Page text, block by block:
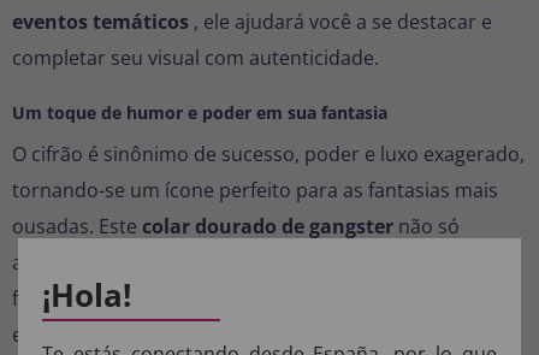
eventos temáticos , ele ajudará você a se destacar e
completar seu visual com autenticidade.
Um toque de humor e poder em sua fantasia
O cifrão é sinônimo de sucesso, poder e luxo exagerado,
tornando-se um ícone perfeito para as fantasias mais
ousadas. Este colar dourado de gangster não só
adiciona brilho, mas também uma dose de humor que
fará todos os seus convidados rirem. Seu estilo
extravagante o torna ideal para ensaios fotográficos,
¡Hola!